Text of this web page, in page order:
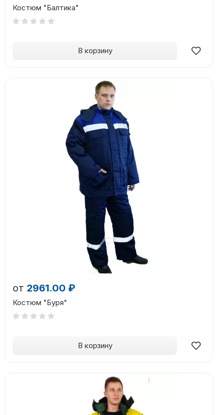
Костюм "Балтика"
В корзину
от 2961.00 ₽
Костюм "Буря"
В корзину